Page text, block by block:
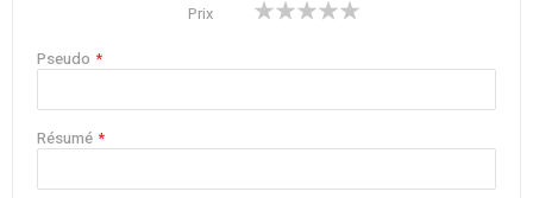
Prix
starstarsstarsstarsstars
Pseudo
Résumé